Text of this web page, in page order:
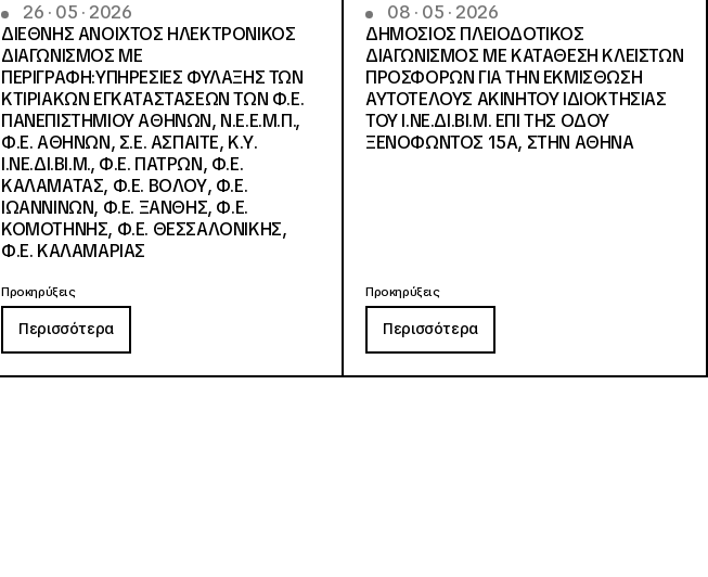
26 · 05 · 2026
ΔΙΕΘΝΗΣ ΑΝΟΙΧΤΟΣ ΗΛΕΚΤΡΟΝΙΚΟΣ
ΔΙΑΓΩΝΙΣΜΟΣ ΜΕ
ΠΕΡΙΓΡΑΦΗ:ΥΠΗΡΕΣΙΕΣ ΦΥΛΑΞΗΣ ΤΩΝ
ΚΤΙΡΙΑΚΩΝ ΕΓΚΑΤΑΣΤΑΣΕΩΝ ΤΩΝ Φ.Ε.
ΠΑΝΕΠΙΣΤΗΜΙΟΥ ΑΘΗΝΩΝ, Ν.Ε.Ε.Μ.Π.,
Φ.Ε. ΑΘΗΝΩΝ, Σ.Ε. ΑΣΠΑΙΤΕ, Κ.Υ.
Ι.ΝΕ.ΔΙ.ΒΙ.Μ., Φ.Ε. ΠΑΤΡΩΝ, Φ.Ε.
ΚΑΛΑΜΑΤΑΣ, Φ.Ε. ΒΟΛΟΥ, Φ.Ε.
ΙΩΑΝΝΙΝΩΝ, Φ.Ε. ΞΑΝΘΗΣ, Φ.Ε.
ΚΟΜΟΤΗΝΗΣ, Φ.Ε. ΘΕΣΣΑΛΟΝΙΚΗΣ,
Φ.Ε. ΚΑΛΑΜΑΡΙΑΣ
Προκηρύξεις
Περισσότερα
08 · 05 · 2026
ΔΗΜΟΣΙΟΣ ΠΛΕΙΟΔΟΤΙΚΟΣ
ΔΙΑΓΩΝΙΣΜΟΣ ΜΕ ΚΑΤΑΘΕΣΗ ΚΛΕΙΣΤΩΝ
ΠΡΟΣΦΟΡΩΝ ΓΙΑ ΤΗΝ ΕΚΜΙΣΘΩΣΗ
ΑΥΤΟΤΕΛΟΥΣ ΑΚΙΝΗΤΟΥ ΙΔΙΟΚΤΗΣΙΑΣ
ΤΟΥ Ι.ΝΕ.ΔΙ.ΒΙ.Μ. ΕΠΙ ΤΗΣ ΟΔΟΥ
ΞΕΝΟΦΩΝΤΟΣ 15Α, ΣΤΗΝ ΑΘΗΝΑ
Προκηρύξεις
Περισσότερα